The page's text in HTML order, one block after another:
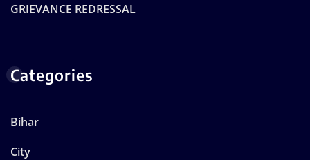
GRIEVANCE REDRESSAL
Categories
Bihar
City